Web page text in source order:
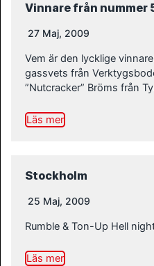
Vinnare från nummer
27 Maj, 2009
Vem är den lycklige
gassvets från
”Nutcracker” Bröms från
Läs mer
Stockholm
25 Maj, 2009
Rumble & Ton-Up Hell
Läs mer